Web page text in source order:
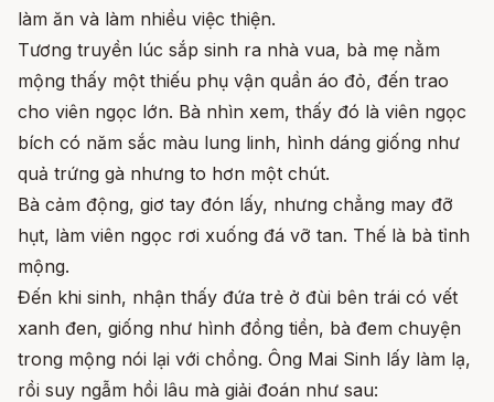
làm ăn và làm nhiều việc thiện.
Tương truyền lúc sắp sinh ra nhà vua, bà mẹ nằm
mộng thấy một thiếu phụ vận quần áo đỏ, đến trao
cho viên ngọc lớn. Bà nhìn xem, thấy đó là viên ngọc
bích có năm sắc màu lung linh, hình dáng giống như
quả trứng gà nhưng to hơn một chút.
Bà cảm động, giơ tay đón lấy, nhưng chẳng may đỡ
hụt, làm viên ngọc rơi xuống đá vỡ tan. Thế là bà tỉnh
mộng.
Đến khi sinh, nhận thấy đứa trẻ ở đùi bên trái có vết
xanh đen, giống như hình đồng tiền, bà đem chuyện
trong mộng nói lại với chồng. Ông Mai Sinh lấy làm lạ,
rồi suy ngẫm hồi lâu mà giải đoán như sau: